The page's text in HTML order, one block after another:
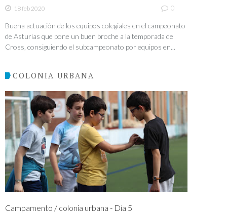
18 feb 2020 0
Buena actuación de los equipos colegiales en el campeonato
de Asturias que pone un buen broche a la temporada de
Cross, consiguiendo el subcampeonato por equipos en...
COLONIA URBANA
Campamento / colonia urbana - Día 5